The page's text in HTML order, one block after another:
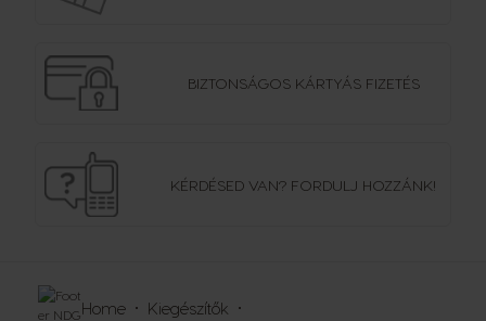
BIZTONSÁGOS KÁRTYÁS FIZETÉS
KÉRDÉSED VAN? FORDULJ HOZZÁNK!
Home
Kiegészítők